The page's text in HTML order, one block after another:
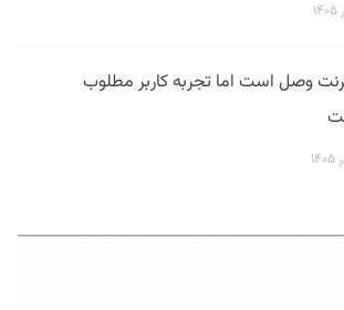
وصل است اما تجربه کاربر مطلوب